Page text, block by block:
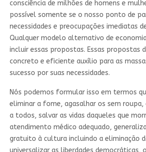
consciência de milhões de homens e
possível somente se o nosso ponto de
necessidades e preocupações imediatas
Qualquer modelo alternativo de
incluir essas propostas. Essas propostas
concreto e eficiente auxílio para as
sucesso por suas necessidades.
Nós podemos formular isso em termos
eliminar a fome, agasalhar os sem roupa,
a todos, salvar as vidas daqueles que
atendimento médico adequado,
gratuito à cultura incluindo a eliminação